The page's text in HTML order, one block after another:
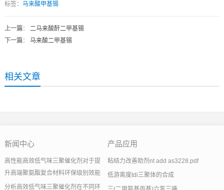
标签： 马来酸甲基锡
上一篇： 二马来酸酐二甲基锡
下一篇： 马来酸二甲基锡
相关文章
新闻中心
高性能高效低气味三聚催化剂对于提
升高端聚氨酯复合材料环保级别效能
分析高效低气味三聚催化剂在不同环
产品应用
粘结力改善助剂nt add as3228.pdf
低游离度tdi三聚体的合成